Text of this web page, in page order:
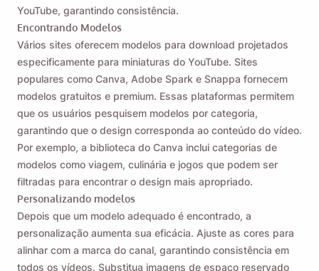
YouTube, garantindo consistência.
Encontrando Modelos
Vários sites oferecem modelos para download projetados
especificamente para miniaturas do YouTube. Sites
populares como Canva, Adobe Spark e Snappa fornecem
modelos gratuitos e premium. Essas plataformas permitem
que os usuários pesquisem modelos por categoria,
garantindo que o design corresponda ao conteúdo do vídeo.
Por exemplo, a biblioteca do Canva inclui categorias de
modelos como viagem, culinária e jogos que podem ser
filtradas para encontrar o design mais apropriado.
Personalizando modelos
Depois que um modelo adequado é encontrado, a
personalização aumenta sua eficácia. Ajuste as cores para
alinhar com a marca do canal, garantindo consistência em
todos os vídeos. Substitua imagens de espaço reservado